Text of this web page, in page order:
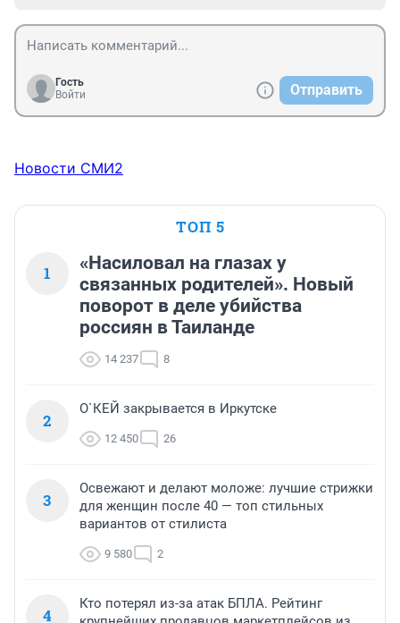
Гость
Войти
Отправить
Новости СМИ2
ТОП 5
1
«Насиловал на глазах у
связанных родителей». Новый
поворот в деле убийства
россиян в Таиланде
14 237 8
2
О`КЕЙ закрывается в Иркутске
12 450 26
3
Освежают и делают моложе: лучшие стрижки
для женщин после 40 — топ стильных
вариантов от стилиста
9 580 2
4
Кто потерял из-за атак БПЛА. Рейтинг